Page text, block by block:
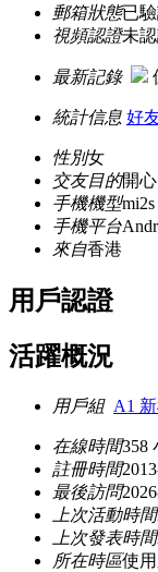
郵箱狀態已
視頻認證未
最新記錄
統計信息 好
性別女
交友目的開心
手機機型mi2s
手機平台
來自香港
用戶認證
活躍概況
用戶組 A1
在線時間358
註冊時間
最後訪問
上次活動時間
上次發表時間
所在時區使